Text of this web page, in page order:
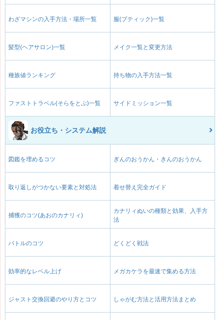
わざマシンの入手方法・場所一覧 服(ブティック)一覧
髪型(ヘアサロン)一覧 メイク一覧と変更方法
種族値ランキング 持ち物の入手方法一覧
ファストトラベル(そらをとぶ)一覧 サイドミッション一覧
お役立ち・システム解説
図鑑を埋めるコツ ぎんのおうかん・きんのおうかん
取り返しがつかない要素と対処法 着せ替え完全ガイド
捕獲のコツ(あおのカナリィ)
カナリィぬいの種類と効果、入手方
法
バトルのコツ どくどく戦法
効率的なレベル上げ メガカケラを最速で集める方法
ジャスト交換回避のやり方とコツ しゃがむ方法と活用方法まとめ